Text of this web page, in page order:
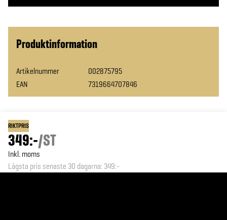
Produktinformation
Artikelnummer
002875795
EAN
7319664707846
RIKTPRIS
349:-/ST
Inkl. moms
Lägsta pris senaste 30 dagarna: 349:-